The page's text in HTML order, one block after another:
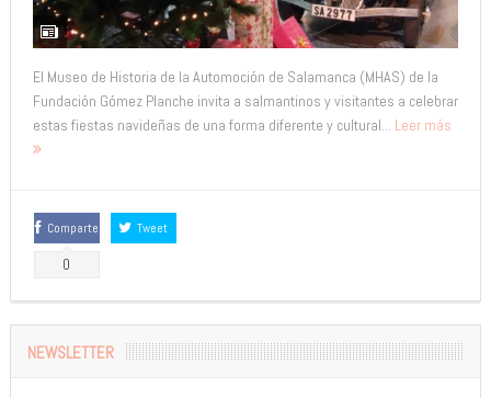
El Museo de Historia de la Automoción de Salamanca (MHAS) de la
Fundación Gómez Planche invita a salmantinos y visitantes a celebrar
estas fiestas navideñas de una forma diferente y cultural... Leer más
Comparte
0
Tweet
NEWSLETTER